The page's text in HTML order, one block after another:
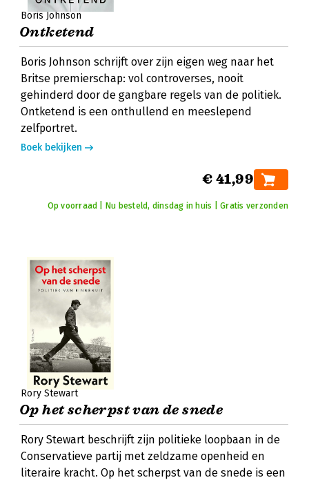
Boris Johnson
Ontketend
Boris Johnson schrijft over zijn eigen weg naar het
Britse premierschap: vol controverses, nooit
gehinderd door de gangbare regels van de politiek.
Ontketend is een onthullend en meeslepend
zelfportret.
Boek bekijken
€ 41,99
Op voorraad | Nu besteld, dinsdag in huis | Gratis verzonden
Rory Stewart
Op het scherpst van de snede
Rory Stewart beschrijft zijn politieke loopbaan in de
Conservatieve partij met zeldzame openheid en
literaire kracht. Op het scherpst van de snede is een